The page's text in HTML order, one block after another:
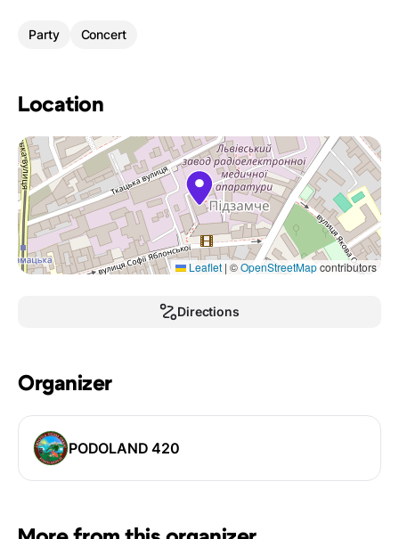
Party Concert
Location
Leaflet | ©OpenStreetMapcontributors
Directions
Organizer
PODOLAND 420